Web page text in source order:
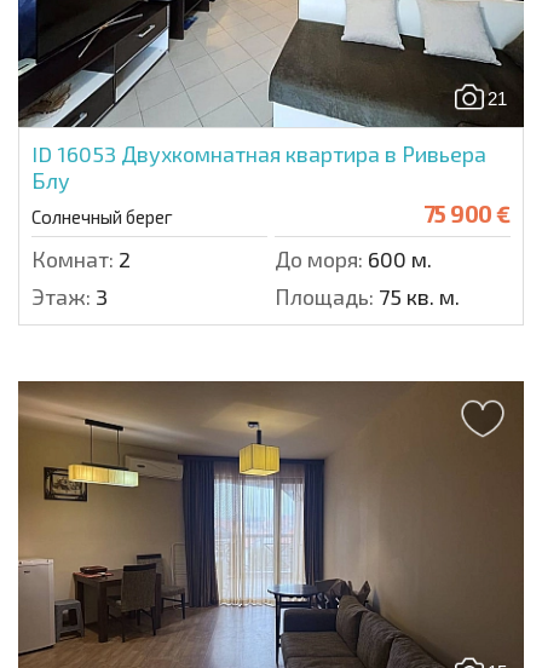
21
ID 16053 Двухкомнатная квартира в Ривьера
Блу
Солнечный берег 75 900 €
Комнат: 2 До моря: 600 м.
Этаж: 3 Площадь: 75 кв. м.